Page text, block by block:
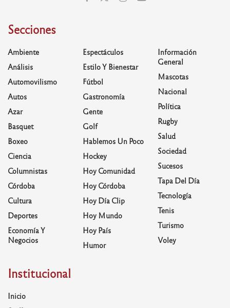
Secciones
Ambiente
Análisis
Automovilismo
Autos
Azar
Basquet
Boxeo
Ciencia
Columnistas
Córdoba
Cultura
Deportes
Economía Y
Negocios
Espectáculos
Estilo Y Bienestar
Fútbol
Gastronomía
Gente
Golf
Hablemos Un Poco
Hockey
Hoy Comunidad
Hoy Córdoba
Hoy Día Clip
Hoy Mundo
Hoy País
Humor
Información
General
Mascotas
Nacional
Política
Rugby
Salud
Sociedad
Sucesos
Tapa Del Día
Tecnología
Tenis
Turismo
Voley
Institucional
Inicio